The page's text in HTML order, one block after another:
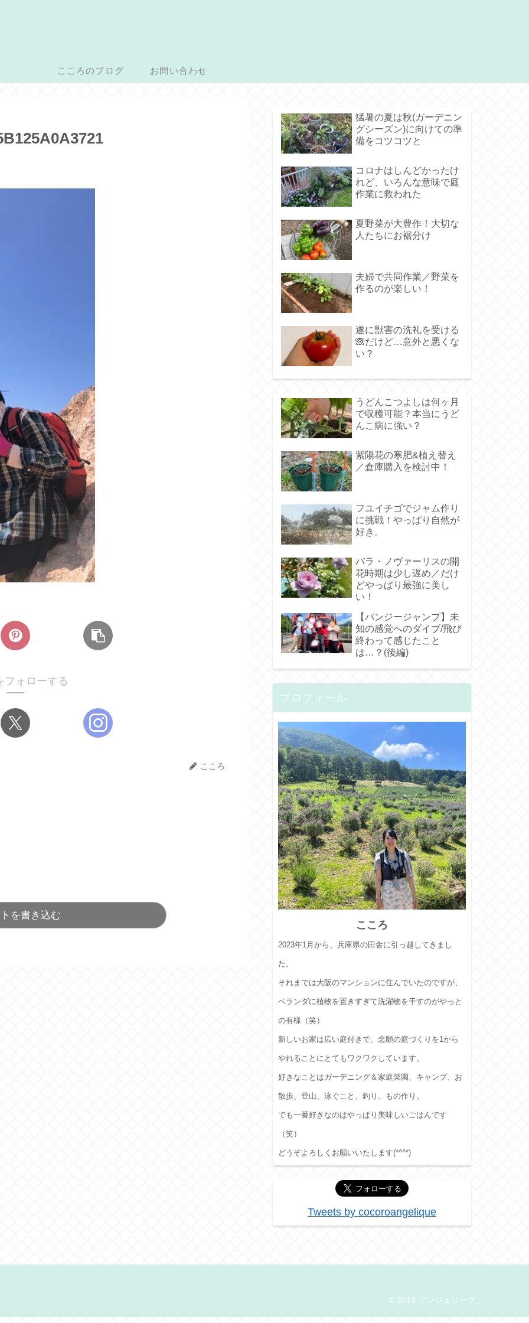
こころのブログ お問い合わせ
フォローする
こころ
を書き込む
猛暑の夏は秋(ガーデニン
グシーズン)に向けての準
備をコツコツと
コロナはしんどかったけ
れど、いろんな意味で庭
作業に救われた
夏野菜が大豊作！大切な
人たちにお裾分け
夫婦で共同作業／野菜を
作るのが楽しい！
遂に獣害の洗礼を受ける
🙈だけど…意外と悪くな
い？
うどんこつよしは何ヶ月
で収穫可能？本当にうど
んこ病に強い？
紫陽花の寒肥&植え替え
／倉庫購入を検討中！
フユイチゴでジャム作り
に挑戦！やっぱり自然が
好き。
バラ・ノヴァーリスの開
花時期は少し遅め／だけ
どやっぱり最強に美し
い！
【バンジージャンプ】未
知の感覚へのダイブ/飛び
終わって感じたこと
は…？(後編)
プロフィール
こころ
2023年1月から、兵庫県の田舎に引っ越してきまし
た。
それまでは大阪のマンションに住んでいたのですが、
ベランダに植物を置きすぎて洗濯物を干すのがやっと
の有様（笑）
新しいお家は広い庭付きで、念願の庭づくりを1から
やれることにとてもワクワクしています。
好きなことはガーデニング＆家庭菜園、キャンプ、お
散歩、登山、泳ぐこと、釣り、もの作り。
でも一番好きなのはやっぱり美味しいごはんです
（笑）
どうぞよろしくお願いいたします(*^^*)
Tweets by cocoroangelique
© 2019 アンジェリーク.